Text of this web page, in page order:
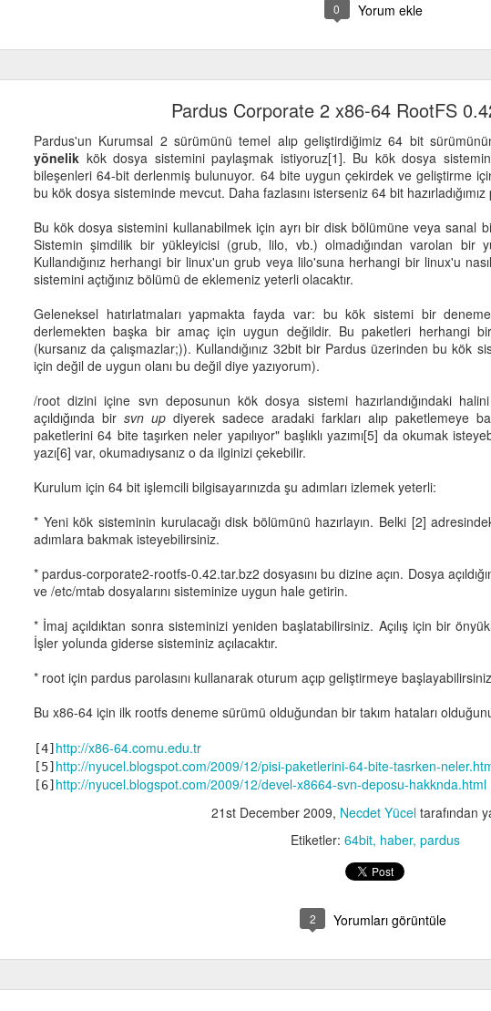
0 Yorum ekle
Pardus Corporate 2 x86-64 RootFS
Pardus'un Kurumsal 2 sürümünü temel alıp geliştirdiğimiz 64 bit
yönelik kök dosya sistemini paylaşmak istiyoruz[1]. Bu kök dosya
bileşenleri 64-bit derlenmiş bulunuyor. 64 bite uygun çekirdek ve geliştirme
bu kök dosya sisteminde mevcut. Daha fazlasını isterseniz 64 bit
Bu kök dosya sistemini kullanabilmek için ayrı bir disk bölümüne veya sanal
Sistemin şimdilik bir yükleyicisi (grub, lilo, vb.) olmadığından varolan bir
Kullandığınız herhangi bir linux'un grub veya lilo'suna herhangi bir linux'u
sistemini açtığınız bölümü de eklemeniz yeterli olacaktır.
Geleneksel hatırlatmaları yapmakta fayda var: bu kök sistemi bir
derlemekten başka bir amaç için uygun değildir. Bu paketleri herhangi
(kursanız da çalışmazlar;)). Kullandığınız 32bit bir Pardus üzerinden bu kök
için değil de uygun olanı bu değil diye yazıyorum).
/root dizini içine svn deposunun kök dosya sistemi hazırlandığındaki
açıldığında bir svn up diyerek sadece aradaki farkları alıp paketlemeye
paketlerini 64 bite taşırken neler yapılıyor" başlıklı yazımı[5] da okumak
yazı[6] var, okumadıysanız o da ilginizi çekebilir.
Kurulum için 64 bit işlemcili bilgisayarınızda şu adımları izlemek yeterli:
* Yeni kök sisteminin kurulacağı disk bölümünü hazırlayın. Belki [2]
adımlara bakmak isteyebilirsiniz.
* pardus-corporate2-rootfs-0.42.tar.bz2 dosyasını bu dizine açın. Dosya
ve /etc/mtab dosyalarını sisteminize uygun hale getirin.
* İmaj açıldıktan sonra sisteminizi yeniden başlatabilirsiniz. Açılış için bir
İşler yolunda giderse sisteminiz açılacaktır.
* root için pardus parolasını kullanarak oturum açıp geliştirmeye
Bu x86-64 için ilk rootfs deneme sürümü olduğundan bir takım hataları
[4] http://x86-64.comu.edu.tr
[5] http://nyucel.blogspot.com/2009/12/pisi-paketlerini-64-bite-tasrken-
[6] http://nyucel.blogspot.com/2009/12/devel-x8664-svn-deposu-hakknda.html
21st December 2009, Necdet Yücel tarafından
Etiketler: 64bit haber pardus
2 Yorumları görüntüle